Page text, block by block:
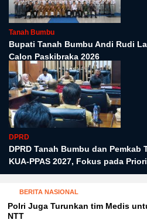
Tanah Bumbu
Bupati Tanah Bumbu Andi Rudi
Calon Paskibraka 2026
DPRD
DPRD Tanah Bumbu dan Pemkab
KUA-PPAS 2027, Fokus pada
BERITA NASIONAL
Polri Juga Turunkan tim Medis
NTT